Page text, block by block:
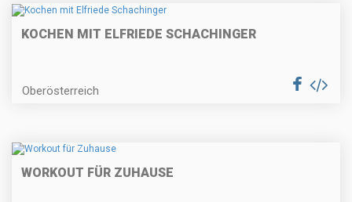
KOCHEN MIT ELFRIEDE SCHACHINGER
Oberösterreich
WORKOUT FÜR ZUHAUSE